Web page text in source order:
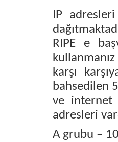
IP
RIPE e
karşı
bahsedilen
ve internet
adresleri
A grubu –